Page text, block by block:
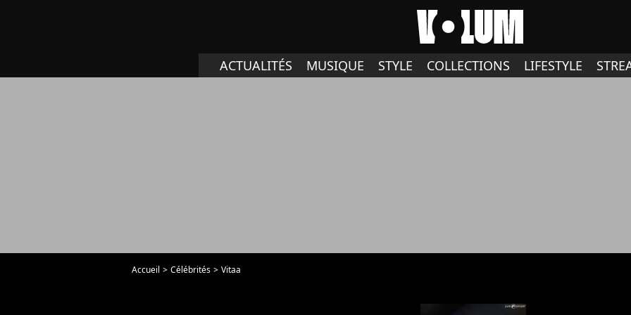
ACTUALITÉS MUSIQUE STYLE COLLECTIONS LIFESTYLE
Accueil Célébrités Vitaa